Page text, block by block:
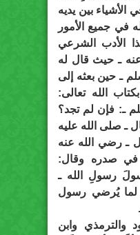
بين يديه
في جميع الأمور
الأدب الشرعي
ـ حيث قال له
ـ حين بعثه إلى
الله تعالى:
ـ: فإن لم تجد؟
ـ صلى الله عليه
ـ رضي الله عنه
في صدره وقال:
رسولِ الله ـ
لما يُرضي رسول
والترمذي وابن